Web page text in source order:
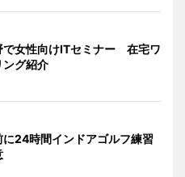
で女性向けITセミナー 在宅ワ
ング紹介
24時間インドアゴルフ練習